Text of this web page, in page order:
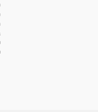
כתובת:
• יש לוודא שחבילה התקבלה